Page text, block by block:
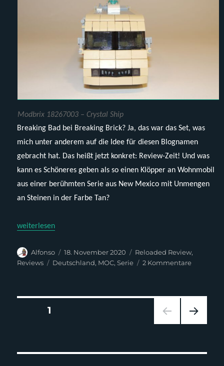
Modbrix 18267003 – Crystal Ship
Breaking Bad bei Breaking Brick? Ja, das war das Set, was
mich unter anderem auf die Idee für diesen Blognamen
gebracht hat. Das heißt jetzt konkret: Review-Zeit! Und was
kann es Schöneres geben als so einen Klöpper an Wohnmobil
aus einer berühmten Serie aus New Mexico mit Unmengen
an Steinen in der Farbe Tan?
„Modbrix 18267003 – Crystal Ship“
weiterlesen
Autor
Alfonso
Veröffentlicht
am
18. November 2020 Kategorien
Reloaded Review,
Reviews
Schlagwörter
Deutschland, MOC,Serie 2 Kommentarezu
Ship
Seitennummerierung
Beiträge
SEITE1
E